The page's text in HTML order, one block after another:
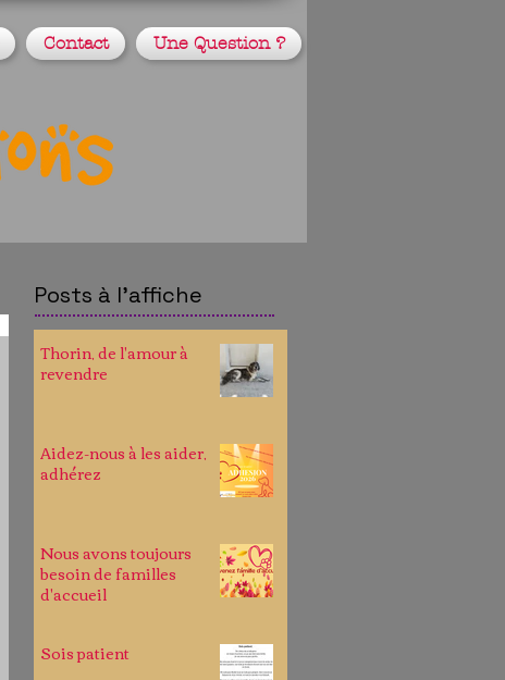
Contact Une Question ?
Posts à l'affiche
Thorin, de l'amour à
revendre
Aidez-nous à les aider,
adhérez
Nous avons toujours
besoin de familles
d'accueil
Sois patient